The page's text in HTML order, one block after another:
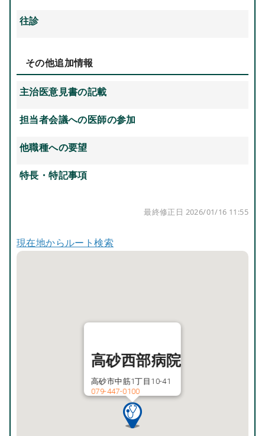
往診
その他追加情報
主治医意見書の記載
担当者会議への医師の参加
他職種への要望
特長・特記事項
最終修正日 2026/01/16 11:55
現在地からルート検索
高砂西部病院
高砂市中筋1丁目10-41
079-447-0100